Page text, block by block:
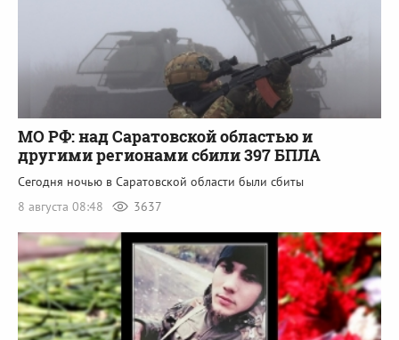
МО РФ: над Саратовской областью и
другими регионами сбили 397 БПЛА
Сегодня ночью в Саратовской области были сбиты
8 августа 08:48
3637